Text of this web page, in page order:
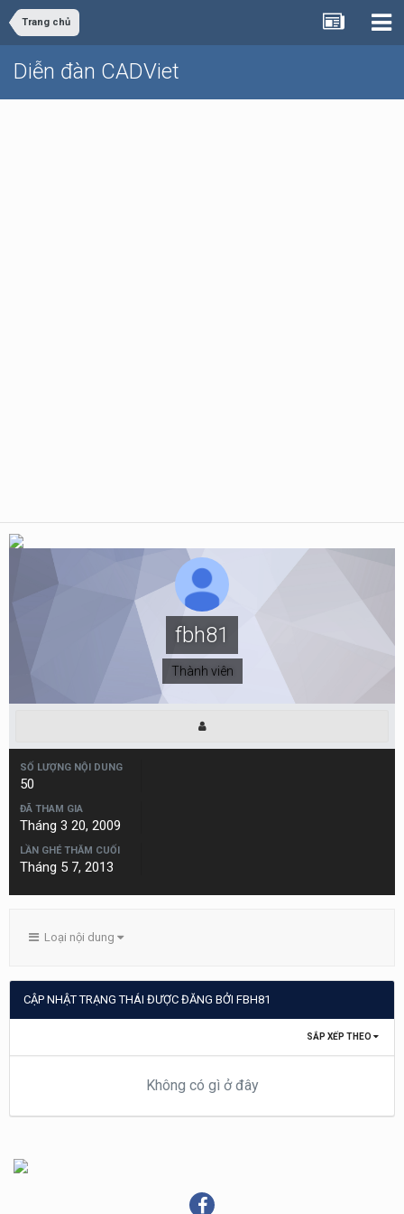
Trang chủ
Diễn đàn CADViet
fbh81
Thành viên
SỐ LƯỢNG NỘI DUNG
50
ĐÃ THAM GIA
Tháng 3 20, 2009
LẦN GHÉ THĂM CUỐI
Tháng 5 7, 2013
Loại nội dung
CẬP NHẬT TRẠNG THÁI ĐƯỢC ĐĂNG BỞI FBH81
SẮP XẾP THEO
Không có gì ở đây